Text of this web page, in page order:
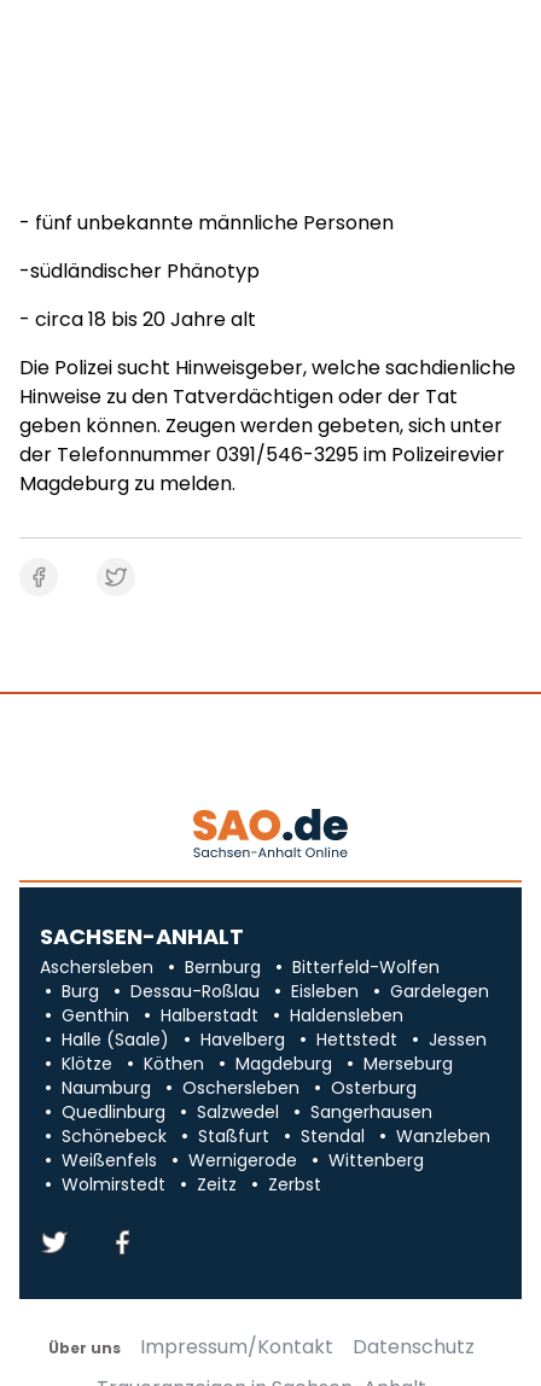
- fünf unbekannte männliche Personen
-südländischer Phänotyp
- circa 18 bis 20 Jahre alt
Die Polizei sucht Hinweisgeber, welche sachdienliche
Hinweise zu den Tatverdächtigen oder der Tat
geben können. Zeugen werden gebeten, sich unter
der Telefonnummer 0391/546-3295 im Polizeirevier
Magdeburg zu melden.
SACHSEN-ANHALT
Aschersleben Bernburg
Bitterfeld-Wolfen
Burg
Dessau-Roßlau Eisleben
Gardelegen
Genthin
Halberstadt
Haldensleben
Halle (Saale)
Havelberg Hettstedt
Jessen
Klötze
Köthen Magdeburg
Merseburg
Naumburg
Oschersleben
Osterburg
Quedlinburg
Salzwedel
Sangerhausen
Schönebeck
Staßfurt Stendal
Wanzleben
Weißenfels
Wernigerode
Wittenberg
Wolmirstedt
Zeitz Zerbst
Über uns Impressum/Kontakt
Datenschutz